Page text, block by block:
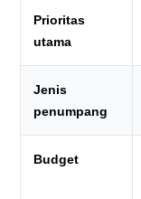
Prioritas
utama
Jenis
penumpang
Budget